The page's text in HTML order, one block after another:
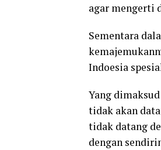
agar mengerti
Sementara
Indoesia
Yang
tidak akan
tidak datang
dengan